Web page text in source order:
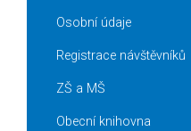
Osobní údaje
Registrace návštěvníků
ZŠ a MŠ
Obecní knihovna